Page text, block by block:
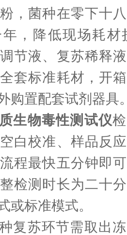
，菌种在零下十
，降低现场耗材
节液、复苏稀释
套标准耗材，开
购置配套试剂器具
生物毒性测试仪
白校准、样品反
程最快五分钟即
检测时长为二十
或标准模式。
苏环节需取出冻